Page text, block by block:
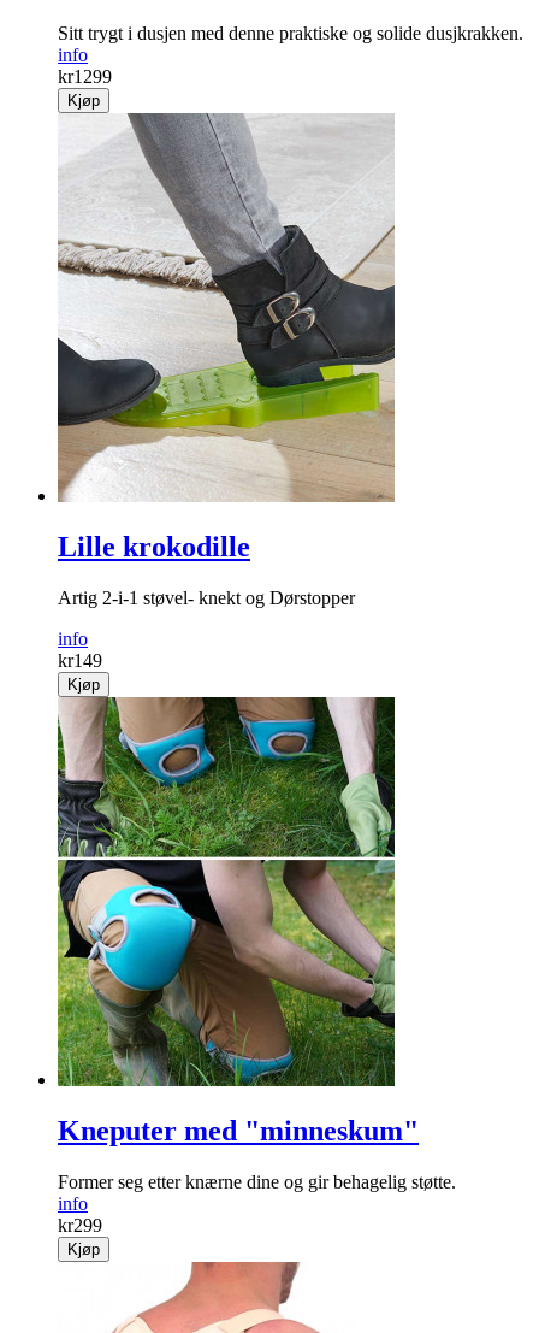
Sitt trygt i dusjen med denne praktiske og solide dusj­krakken.
info
kr1299
Kjøp
Lille krokodille
Artig 2-i-1 støvel- knekt og Dørstopper
info
kr149
Kjøp
Kneputer med "minneskum"
Former seg etter knærne dine og gir behagelig støtte.
info
kr299
Kjøp